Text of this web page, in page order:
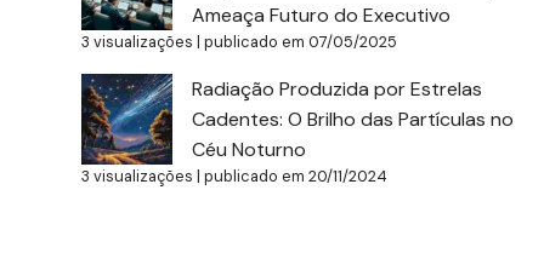
Ameaça Futuro do Executivo
3 visualizações |publicado em 07/05/2025
Radiação Produzida por Estrelas
Cadentes: O Brilho das Partículas no
Céu Noturno
3 visualizações |publicado em 20/11/2024